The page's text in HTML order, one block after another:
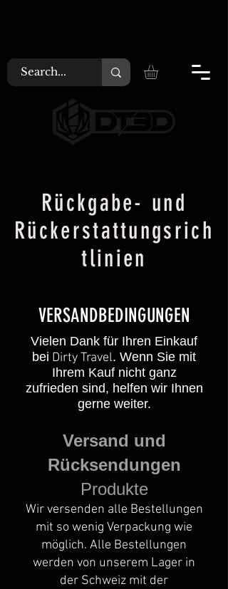
Rückgabe- und
Rückerstattungsrich
tlinien
VERSANDBEDINGUNGEN
Vielen Dank für Ihren Einkauf
bei ​ Dirty Travel. Wenn Sie mit
Ihrem Kauf nicht ganz
zufrieden sind, helfen wir Ihnen
gerne weiter.
Versand und
Rücksendungen
Produkte
Wir versenden alle Bestellungen
mit so wenig Verpackung wie
möglich. Alle Bestellungen
werden von unserem Lager in
der Schweiz mit der